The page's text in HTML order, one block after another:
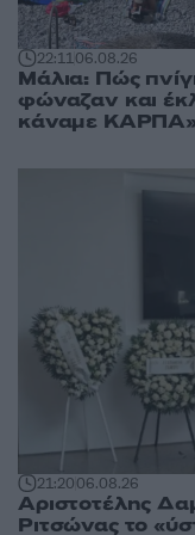
22:1106.08.26
Μάλια: Πώς
φώναζαν και
κάναμε
21:2006.08.26
Αριστοτέλης
Ριτσώνας το